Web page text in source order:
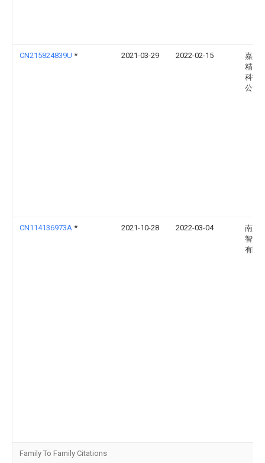
CN215824839U * 2021-03-29 2022-02-15
嘉兴
精密
科技
公司
CN114136973A * 2021-10-28 2022-03-04
南京
智能
有限
Family To Family Citations